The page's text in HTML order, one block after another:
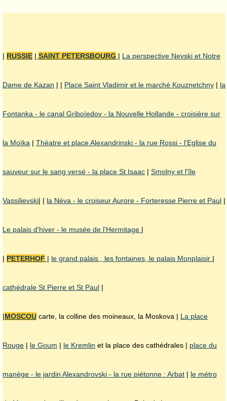
| RUSSIE | SAINT PETERSBOURG | La perspective Nevski et Notre
Dame de Kazan | | Place Saint Vladimir et le marché Kouznetchny | la
Fontanka - le canal Griboïedov - la Nouvelle Hollande - croisière sur
la Moïka | Théatre et place Alexandrinski - la rue Rossi - l'Eglise du
sauveur sur le sang versé - la place St Isaac | Smolny et l'île
Vassilievski| | la Néva - le croiseur Aurore - Forteresse Pierre et Paul |
Le palais d'hiver - le musée de l'Hermitage |
| PETERHOF | le grand palais , les fontaines, le palais Monplaisir |
cathédrale St Pierre et St Paul |
|MOSCOU carte, la colline des moineaux, la Moskova | La place
Rouge | le Goum | le Kremlin et la place des cathédrales | place du
manège - le jardin Alexandrovski - la rue piétonne : Arbat | le métro